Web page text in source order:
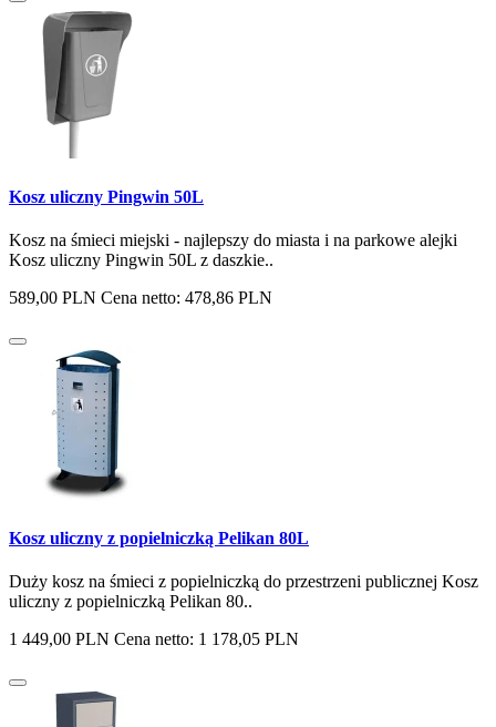
Kosz uliczny Pingwin 50L
Kosz na śmieci miejski - najlepszy do miasta i na parkowe alejki
Kosz uliczny Pingwin 50L z daszkie..
589,00 PLN Cena netto: 478,86 PLN
Kosz uliczny z popielniczką Pelikan 80L
Duży kosz na śmieci z popielniczką do przestrzeni publicznej Kosz
uliczny z popielniczką Pelikan 80..
1 449,00 PLN Cena netto: 1 178,05 PLN